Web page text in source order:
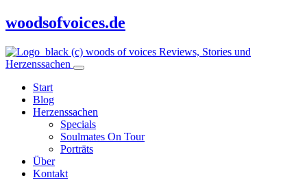
woodsofvoices.de
Reviews, Stories und
Herzenssachen
Start
Blog
Herzenssachen
Specials
Soulmates On Tour
Porträts
Über
Kontakt